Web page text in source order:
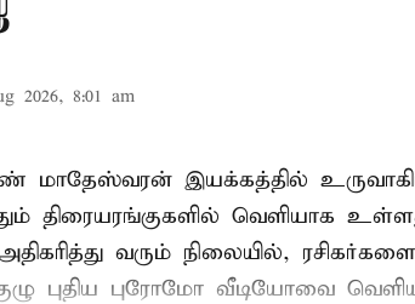
2026, 8:01 am
மாதேஸ்வரன் இயக்கத்தில்
திரையரங்குகளில் வெளியாக
வரும் நிலையில்,
புதிய புரோமோ வீடியோவை